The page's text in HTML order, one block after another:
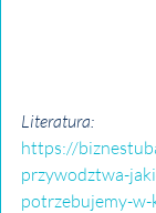
Literatura:
https://
przywodztwa-
potrzebujemy-